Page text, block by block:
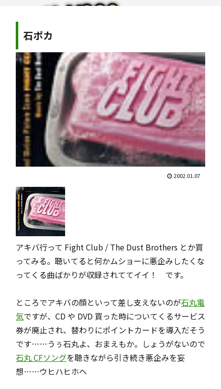
石ポカ
2002.01.07
アキバ行って Fight Club / The Dust Brothers とか買
ってみる。聴いてると何かムショーに悪企みしたくな
ってくる曲ばかりが収録されててイイ！ です。
ところでアキバの顔といって差し支えないのが石丸電
気ですが、CD や DVD 買った時についてくるサービス
券が廃止され、替わりにポイントカードを導入だそう
です……うぅ石丸よ、おまえもか。しょうがないので
石丸 CFソングを聴きながら引き続き悪企みを妄
想……ウヒハヒホヘ